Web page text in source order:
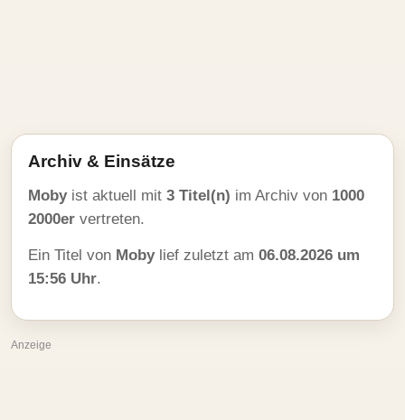
Archiv & Einsätze
Mobyist aktuell mit 3 Titel(n) im Archiv von 1000
2000er vertreten.
Ein Titel von Mobylief zuletzt am 06.08.2026 um
15:56 Uhr.
Anzeige